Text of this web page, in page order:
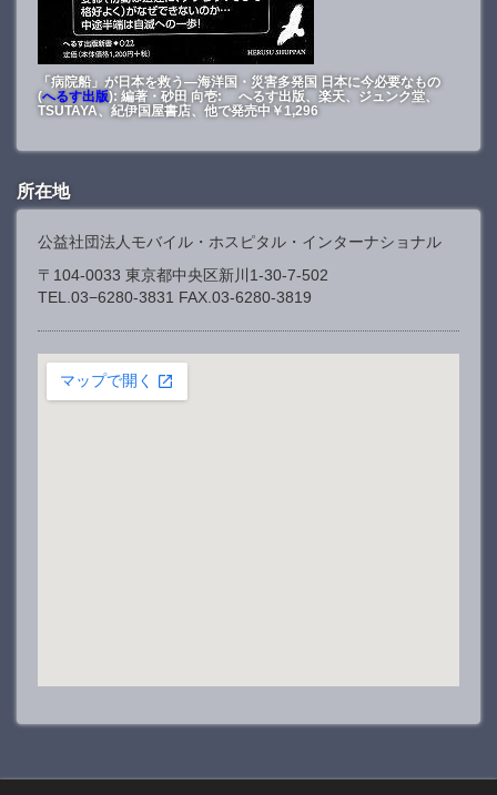
「病院船」が日本を救う―海洋国・災害多発国 日本に今必要なもの
(へるす出版): 編著・砂田 向壱: へるす出版、楽天、ジュンク堂、
TSUTAYA、紀伊国屋書店、他で発売中￥1,296
所在地
公益社団法人モバイル・ホスピタル・インターナショナル
〒104-0033 東京都中央区新川1-30-7-502
TEL.03−6280-3831 FAX.03-6280-3819